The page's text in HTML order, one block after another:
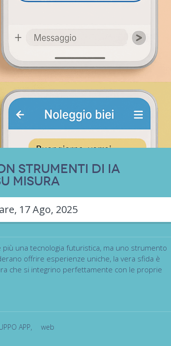
strumenti di IA
misura
, 17 Ago, 2025
più una tecnologia futuristica, ma uno strumento
offrire esperienze uniche, la vera sfida è
che si integrino perfettamente con le proprie
APP, web